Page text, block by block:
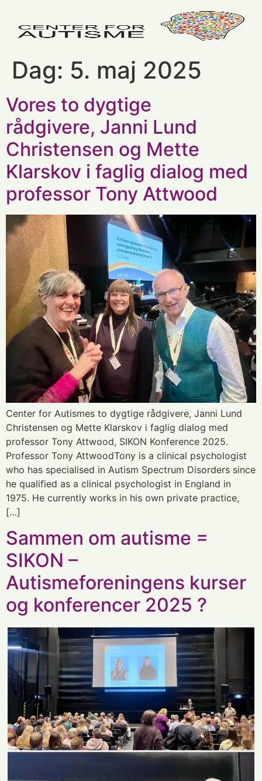
Dag: 5. maj 2025
Vores to dygtige
rådgivere, Janni Lund
Christensen og Mette
Klarskov i faglig dialog med
professor Tony Attwood
Center for Autismes to dygtige rådgivere, Janni Lund
Christensen og Mette Klarskov i faglig dialog med
professor Tony Attwood, SIKON Konference 2025.
Professor Tony AttwoodTony is a clinical psychologist
who has specialised in Autism Spectrum Disorders since
he qualified as a clinical psychologist in England in
1975. He currently works in his own private practice,
[…]
Sammen om autisme =
SIKON –
Autismeforeningens kurser
og konferencer 2025 ?